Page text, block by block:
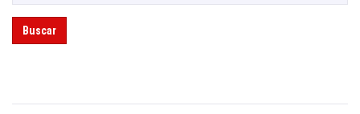
Buscar